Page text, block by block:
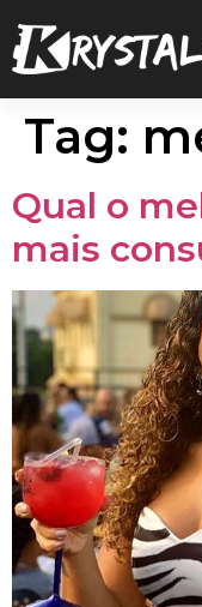
Tag:
Qual o
mais